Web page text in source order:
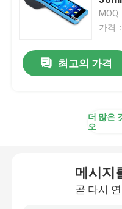
80 밀리미터 영수증
58 밀리미터 가지고
블루투스 써멀 프린
MOQ
가격
최고의 가격
더 많은
오
메시지
곧 다시